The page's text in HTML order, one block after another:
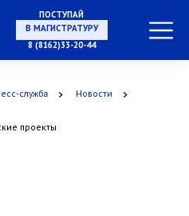
ПОСТУПАЙ
В МАГИСТРАТУРУ
8 (8162)33-20-44
служба Новости
проекты